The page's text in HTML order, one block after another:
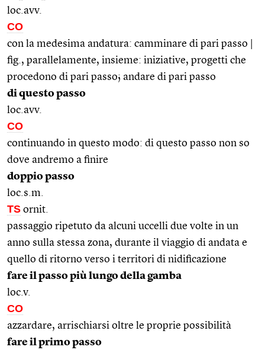
loc.avv.
CO
con la medesima andatura: camminare di pari passo |
fig., parallelamente, insieme: iniziative, progetti che
procedono di pari passo; andare di pari passo
di questo passo
loc.avv.
CO
continuando in questo modo: di questo passo non so
dove andremo a finire
doppio passo
loc.s.m.
TS ornit.
passaggio ripetuto da alcuni uccelli due volte in un
anno sulla stessa zona, durante il viaggio di andata e
quello di ritorno verso i territori di nidificazione
fare il passo più lungo della gamba
loc.v.
CO
azzardare, arrischiarsi oltre le proprie possibilità
fare il primo passo